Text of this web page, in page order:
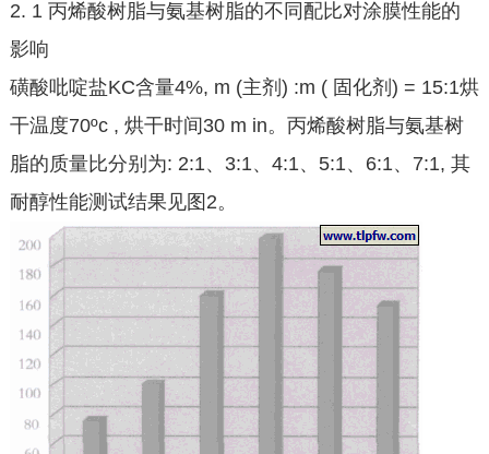
2. 1 丙烯酸树脂与氨基树脂的不同配比对涂膜性能的
影响
磺酸吡啶盐KC含量4%, m (主剂) :m ( 固化剂) = 15:1烘
干温度70ºc , 烘干时间30 m in。丙烯酸树脂与氨基树
脂的质量比分别为: 2:1、3:1、4:1、5:1、6:1、7:1, 其
耐醇性能测试结果见图2。